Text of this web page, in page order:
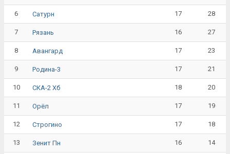
6 Сатурн 17 28
7 Рязань 16 27
8 Авангард 17 23
9 Родина-3 17 21
10 СКА-2 Хб 18 20
11 Орёл 17 19
12 Строгино 17 18
13 Зенит Пн 16 14